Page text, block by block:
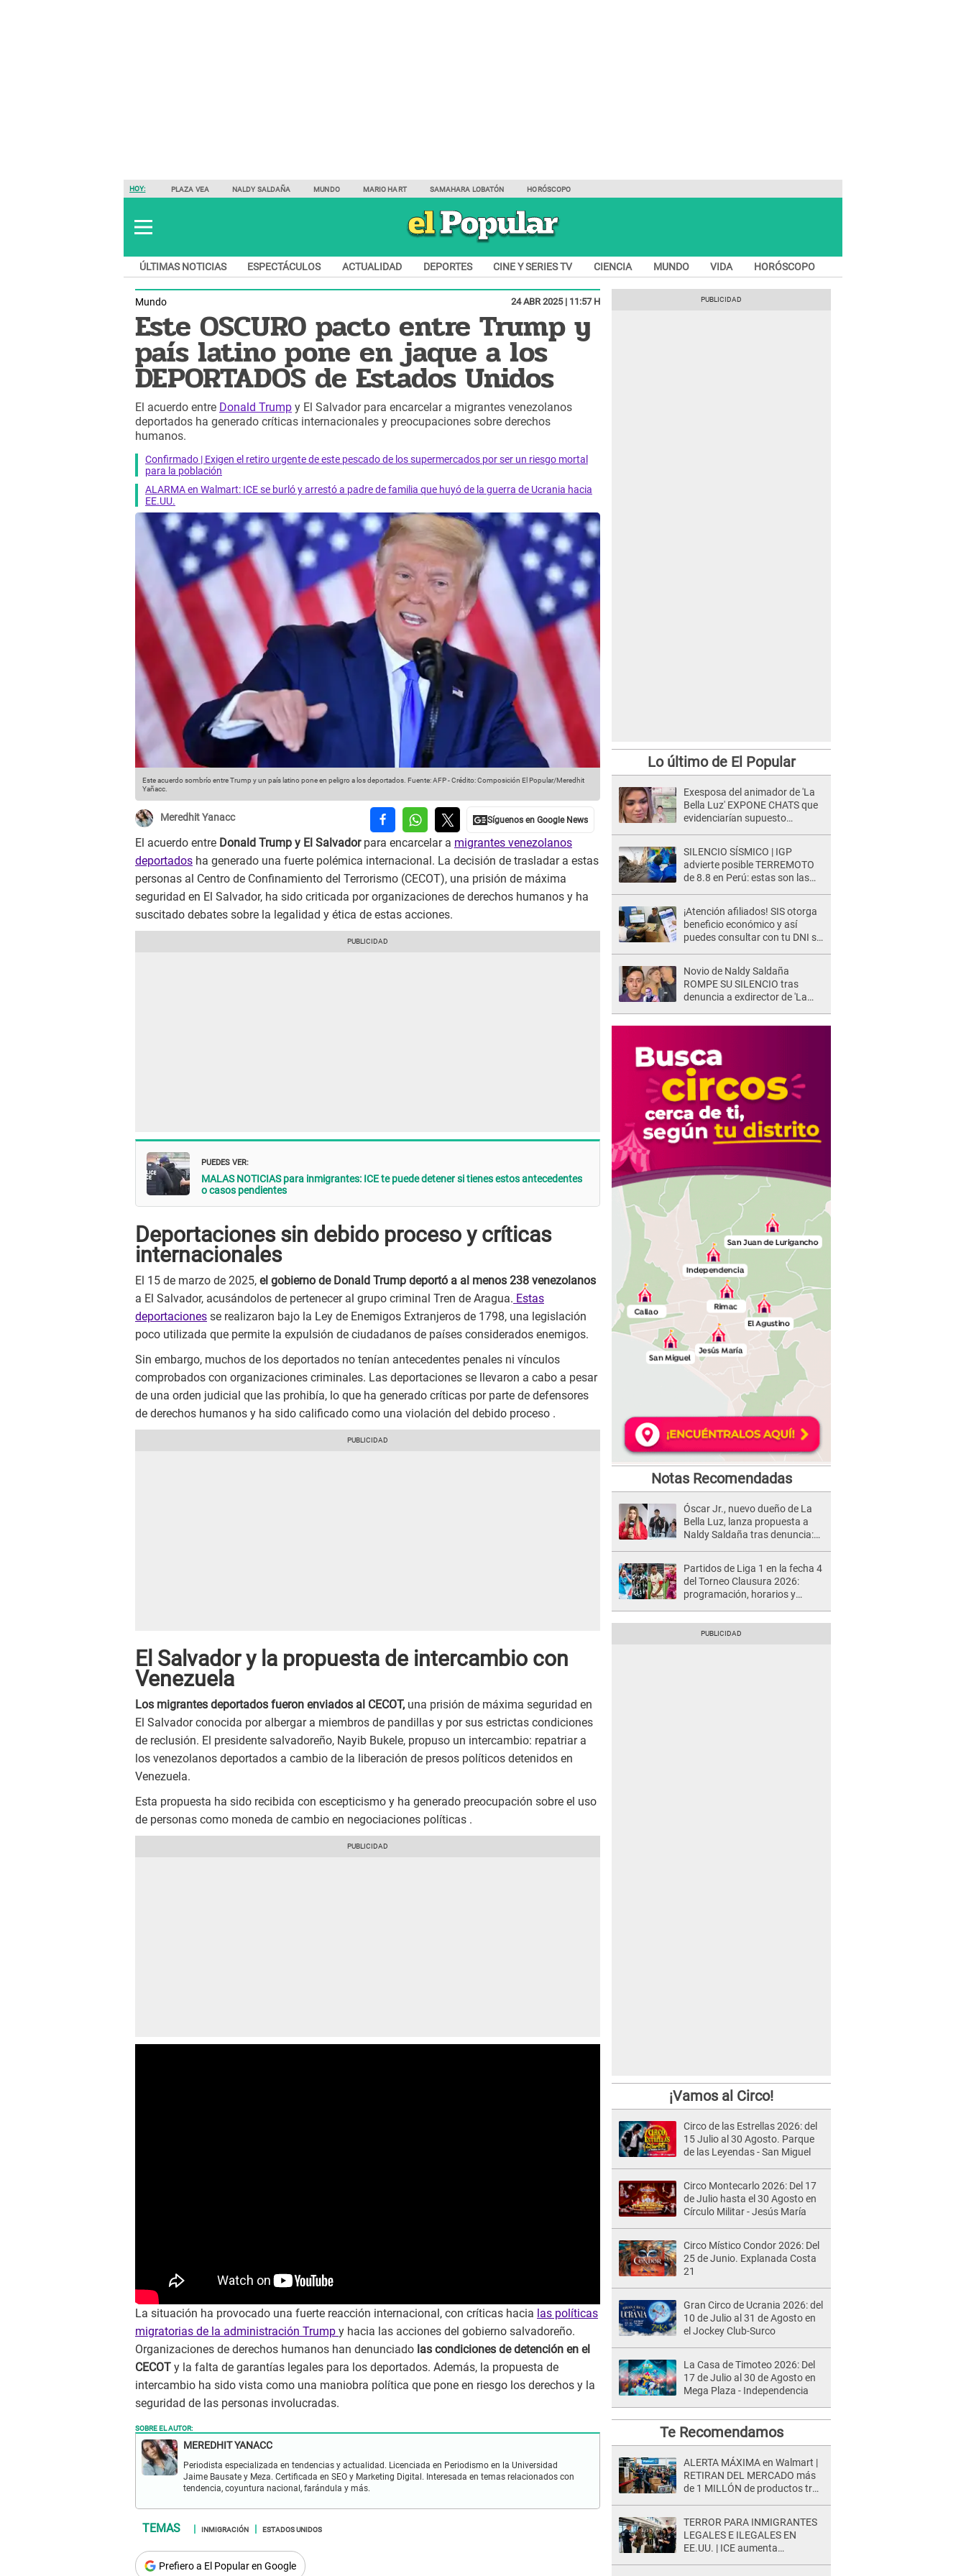
HOY: PLAZA VEA NALDY SALDAÑA MUNDO MARIO HART SAMAHARA LOBATÓN HORÓSCOPO
ÚLTIMAS NOTICIAS ESPECTÁCULOS ACTUALIDAD DEPORTES CINE Y SERIES TV CIENCIA MUNDO VIDA HORÓSCOPO
Mundo 24 ABR 2025 | 11:57 H
Este OSCURO pacto entre Trump y
país latino pone en jaque a los
DEPORTADOS de Estados Unidos
El acuerdo entre Donald Trump y El Salvador para encarcelar a migrantes venezolanos
deportados ha generado críticas internacionales y preocupaciones sobre derechos
humanos.​
Confirmado | Exigen el retiro urgente de este pescado de los supermercados por ser un riesgo mortal
para la población
ALARMA en Walmart: ICE se burló y arrestó a padre de familia que huyó de la guerra de Ucrania hacia
EE.UU.
Este acuerdo sombrío entre Trump y un país latino pone en peligro a los deportados. Fuente: AFP-Crédito: Composición El Popular/Meredhit
Yañacc.
Meredhit Yanacc
​El acuerdo entre Donald Trump y El Salvador para encarcelar a migrantes venezolanos
deportados ha generado una fuerte polémica internacional. La decisión de trasladar a estas
personas al Centro de Confinamiento del Terrorismo (CECOT), una prisión de máxima
seguridad en El Salvador, ha sido criticada por organizaciones de derechos humanos y ha
suscitado debates sobre la legalidad y ética de estas acciones.
PUEDES VER:​
MALAS NOTICIAS para inmigrantes: ICE te puede detener si tienes estos antecedentes
o casos pendientes
Deportaciones sin debido proceso y críticas
internacionales
El 15 de marzo de 2025, el gobierno de Donald Trump deportó a al menos 238 venezolanos
a El Salvador, acusándolos de pertenecer al grupo criminal Tren de Aragua. Estas
deportaciones se realizaron bajo la Ley de Enemigos Extranjeros de 1798, una legislación
poco utilizada que permite la expulsión de ciudadanos de países considerados enemigos.
Sin embargo, muchos de los deportados no tenían antecedentes penales ni vínculos
comprobados con organizaciones criminales. Las deportaciones se llevaron a cabo a pesar
de una orden judicial que las prohibía, lo que ha generado críticas por parte de defensores
de derechos humanos y ha sido calificado como una violación del debido proceso .​
El Salvador y la propuesta de intercambio con
Venezuela
Los migrantes deportados fueron enviados al CECOT, una prisión de máxima seguridad en
El Salvador conocida por albergar a miembros de pandillas y por sus estrictas condiciones
de reclusión. El presidente salvadoreño, Nayib Bukele, propuso un intercambio: repatriar a
los venezolanos deportados a cambio de la liberación de presos políticos detenidos en
Venezuela.
Esta propuesta ha sido recibida con escepticismo y ha generado preocupación sobre el uso
de personas como moneda de cambio en negociaciones políticas .​
La situación ha provocado una fuerte reacción internacional, con críticas hacia las políticas
migratorias de la administración Trump y hacia las acciones del gobierno salvadoreño.
Organizaciones de derechos humanos han denunciado las condiciones de detención en el
CECOT y la falta de garantías legales para los deportados. Además, la propuesta de
intercambio ha sido vista como una maniobra política que pone en riesgo los derechos y la
seguridad de las personas involucradas.
SOBRE EL AUTOR:
MEREDHIT YANACC
Periodista especializada en tendencias y actualidad. Licenciada en Periodismo en la Universidad
Jaime Bausate y Meza. Certificada en SEO y Marketing Digital. Interesada en temas relacionados con
tendencia, coyuntura nacional, farándula y más.
INMIGRACIÓN ESTADOS UNIDOS
Prefiero a El Popular en Google
Lo último de El Popular
Exesposa del animador de 'La
Bella Luz' EXPONE CHATS que
evidenciarían supuesto
Saldaña, pese a tener pareja
SILENCIO SÍSMICO | IGP
advierte posible TERREMOTO
de 8.8 en Perú: estas son las
¡Atención afiliados! SIS otorga
beneficio económico y así
puedes consultar con tu DNI si
Novio de Naldy Saldaña
ROMPE SU SILENCIO tras
denuncia a exdirector de 'La
Notas Recomendadas
Óscar Jr., nuevo dueño de La
Bella Luz, lanza propuesta a
Naldy Saldaña tras denuncia:
Partidos de Liga 1 en la fecha 4
del Torneo Clausura 2026:
programación, horarios y
¡Vamos al Circo!
Circo de las Estrellas 2026: del
15 Julio al 30 Agosto. Parque
de las Leyendas - San Miguel
Circo Montecarlo 2026: Del 17
de Julio hasta el 30 Agosto en
Círculo Militar - Jesús María
Circo Místico Condor 2026: Del
25 de Junio. Explanada Costa
21
Gran Circo de Ucrania 2026: del
10 de Julio al 31 de Agosto en
el Jockey Club-Surco
La Casa de Timoteo 2026: Del
17 de Julio al 30 de Agosto en
Mega Plaza - Independencia
Te Recomendamos
ALERTA MÁXIMA en Walmart |
RETIRAN DEL MERCADO más
de 1 MILLÓN de productos tras
TERROR PARA INMIGRANTES
LEGALES E ILEGALES EN
EE.UU. | ICE aumenta